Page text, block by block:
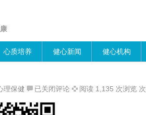
心质培养 健心新闻 健心机构
理保健
如
安
已关闭评论 阅读 1,135 次浏览 次